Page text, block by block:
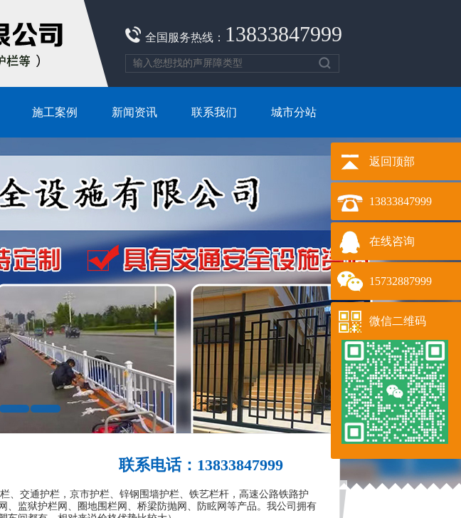
全国服务热线： 13833847999
施工案例 新闻资讯 联系我们 城市分站
联系电话：13833847999
交通护栏，京市护栏、锌钢围墙护栏、铁艺栏杆，高速公路铁路护
监狱护栏网、圈地围栏网、桥梁防抛网、防眩网等产品。我公司拥有
返回顶部
13833847999
在线咨询
15732887999
微信二维码